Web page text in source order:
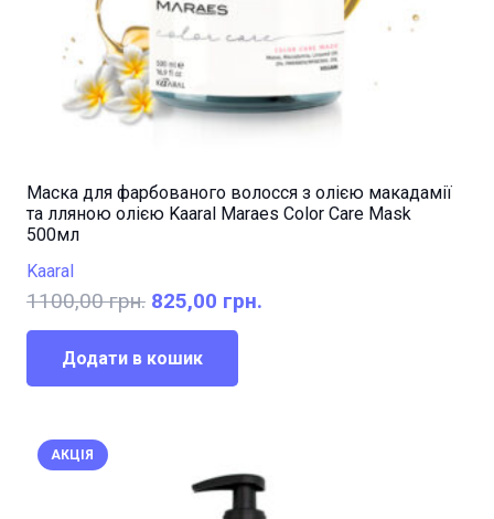
Маска для фарбованого волосся з олією макадамії
та лляною олією Kaaral Maraes Color Care Mask
500мл
Kaaral
1100,00грн. Оригінальна
ціна:
1100,00 грн..
825,00 грн.
Додати в кошик
АКЦІЯ